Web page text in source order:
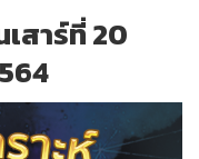
สาร์ที่ 20